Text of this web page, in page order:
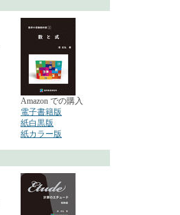
Amazon での購入
電子書籍版
紙白黒版
紙カラー版